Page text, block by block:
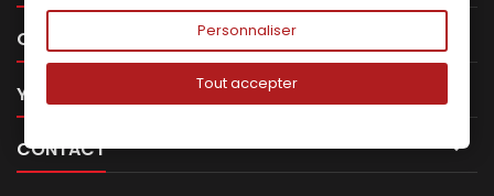
OUR COMPANY
YOUR ACCOUNT
CONTACT 
Personnaliser
Tout accepter